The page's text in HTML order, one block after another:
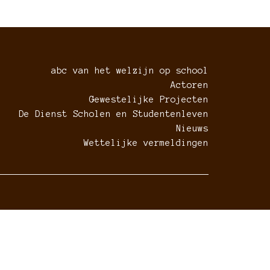
abc van het welzijn op school
Actoren
Gewestelijke Projecten
De Dienst Scholen en Studentenleven
Nieuws
Wettelijke vermeldingen